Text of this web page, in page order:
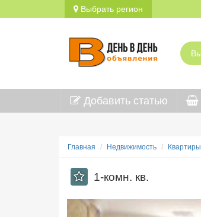
Выбрать регион
Добавить статью
Главная Недвижимость Квартиры
1-комн. кв.